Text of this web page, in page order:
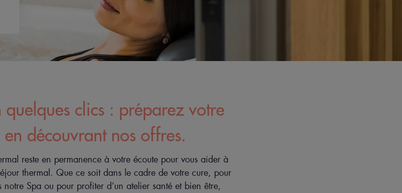
quelques clics : préparez votre
découvrant nos offres.
reste en permanence à votre écoute pour vous aider à
thermal. Que ce soit dans le cadre de votre cure, pour
notre Spa ou pour profiter d’un atelier santé et bien être,